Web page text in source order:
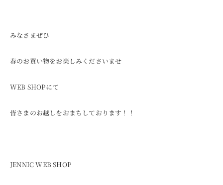
みなさまぜひ
春のお買い物をお楽しみくださいませ
WEB SHOPにて
皆さまのお越しをおまちしております！！
JENNIC WEB SHOP